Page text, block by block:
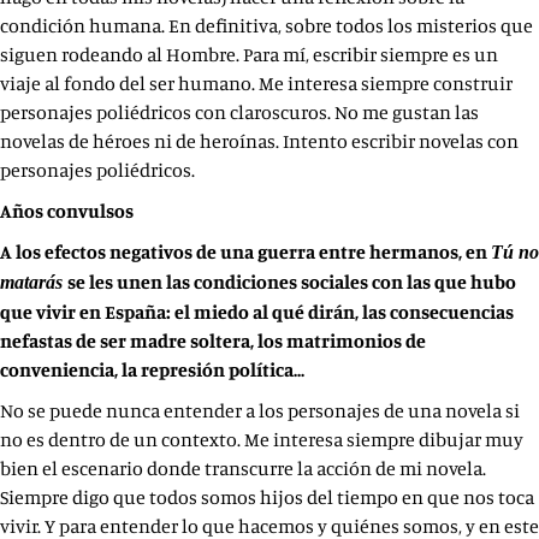
condición humana. En definitiva, sobre todos los misterios que
siguen rodeando al Hombre. Para mí, escribir siempre es un
viaje al fondo del ser humano. Me interesa siempre construir
personajes poliédricos con claroscuros. No me gustan las
novelas de héroes ni de heroínas. Intento escribir novelas con
personajes poliédricos.
Años convulsos
A los efectos negativos de una guerra entre hermanos, en Tú no
matarás se les unen las condiciones sociales con las que hubo
que vivir en España: el miedo al qué dirán, las consecuencias
nefastas de ser madre soltera, los matrimonios de
conveniencia, la represión política…
No se puede nunca entender a los personajes de una novela si
no es dentro de un contexto. Me interesa siempre dibujar muy
bien el escenario donde transcurre la acción de mi novela.
Siempre digo que todos somos hijos del tiempo en que nos toca
vivir. Y para entender lo que hacemos y quiénes somos, y en este